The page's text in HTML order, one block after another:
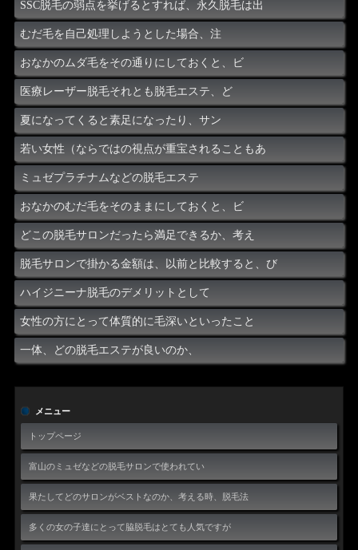
SSC脱毛の弱点を挙げるとすれば、永久脱毛は出
むだ毛を自己処理しようとした場合、注
おなかのムダ毛をその通りにしておくと、ビ
医療レーザー脱毛それとも脱毛エステ、ど
夏になってくると素足になったり、サン
若い女性（ならではの視点が重宝されることもあ
ミュゼプラチナムなどの脱毛エステ
おなかのむだ毛をそのままにしておくと、ビ
どこの脱毛サロンだったら満足できるか、考え
脱毛サロンで掛かる金額は、以前と比較すると、び
ハイジニーナ脱毛のデメリットとして
女性の方にとって体質的に毛深いといったこと
一体、どの脱毛エステが良いのか、
メニュー
トップページ
富山のミュゼなどの脱毛サロンで使われてい
果たしてどのサロンがベストなのか、考える時、脱毛法
多くの女の子達にとって脇脱毛はとても人気ですが